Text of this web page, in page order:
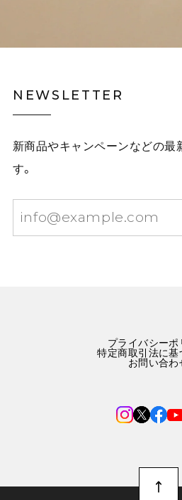
NEWSLETTER
新商品やキャンペーンなどの最
す。
プライバシーポ
特定商取引法に基
お問い合わ